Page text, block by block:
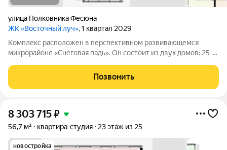
улица Полковника Фесюна
ЖК «Восточный луч», 1 квартал 2029
Комплекс расположен в перспективном развивающемся
микрорайоне «Снеговая падь». Он состоит из двух домов: 25-
соответствует высоким стандартам качества жизни,
комфортного времяпрепровождения. Так же в
Позвонить
8 303 715₽
56,7 м² квартира-студия 23 этаж из 25
новостройка